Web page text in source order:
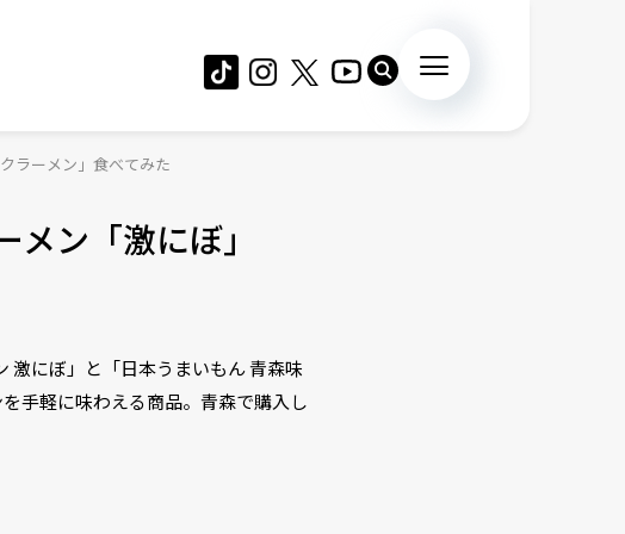
ラーメン」食べてみた
ン「激にぼ」
激にぼ」と「日本うまいもん 青森味
手軽に味わえる商品。青森で購入し